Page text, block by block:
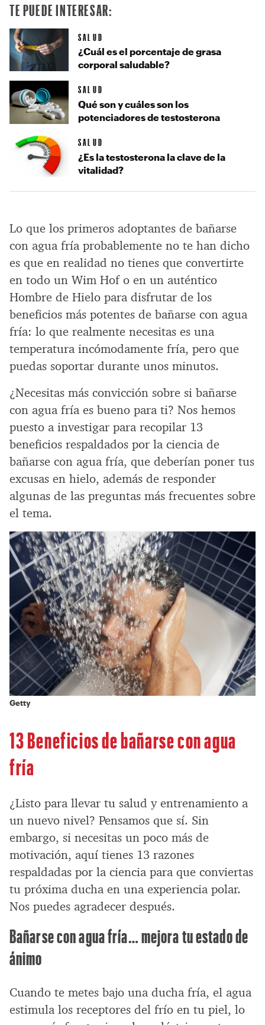
Lo que los primeros adoptantes de bañarse
con agua fría probablemente no te han dicho
es que en realidad no tienes que convertirte
en todo un Wim Hof o en un auténtico
Hombre de Hielo para disfrutar de los
beneficios más potentes de bañarse con agua
fría: lo que realmente necesitas es una
temperatura incómodamente fría, pero que
puedas soportar durante unos minutos.
¿Necesitas más convicción sobre si bañarse
con agua fría es bueno para ti? Nos hemos
puesto a investigar para recopilar 13
beneficios respaldados por la ciencia de
bañarse con agua fría, que deberían poner tus
excusas en hielo, además de responder
algunas de las preguntas más frecuentes sobre
el tema.
Getty
13 Beneficios de bañarse con agua
fría
¿Listo para llevar tu salud y entrenamiento a
un nuevo nivel? Pensamos que sí. Sin
embargo, si necesitas un poco más de
motivación, aquí tienes 13 razones
respaldadas por la ciencia para que conviertas
tu próxima ducha en una experiencia polar.
Nos puedes agradecer después.
Bañarse con agua fría… mejora tu estado de
ánimo
Cuando te metes bajo una ducha fría, el agua
estimula los receptores del frío en tu piel, lo
TE PUEDE INTERESAR:
SALUD
¿Cuál es el porcentaje de grasa
corporal saludable?
SALUD
Qué son y cuáles son los
potenciadores de testosterona
SALUD
¿Es la testosterona la clave de la
vitalidad?